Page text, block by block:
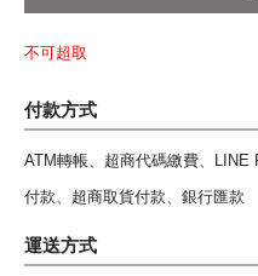
不可超取
付款方式
ATM轉帳、超商代碼繳費、LINE
付款、超商取貨付款、銀行匯款
運送方式